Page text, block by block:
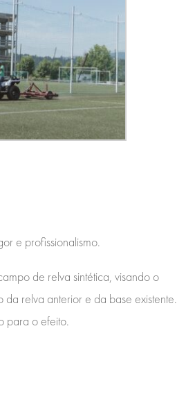
e profissionalismo.
de relva sintética, visando o
relva anterior e da base existente.
para o efeito.